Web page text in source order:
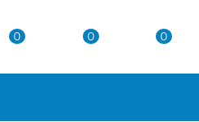
0 0 0